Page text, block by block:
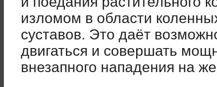
изломом в области
суставов. Это даёт
двигаться и совершать
внезапного нападения на